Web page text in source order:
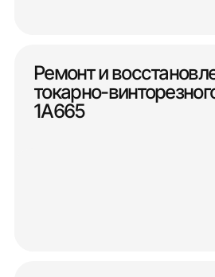
Ремонт и
токарно-
1А665